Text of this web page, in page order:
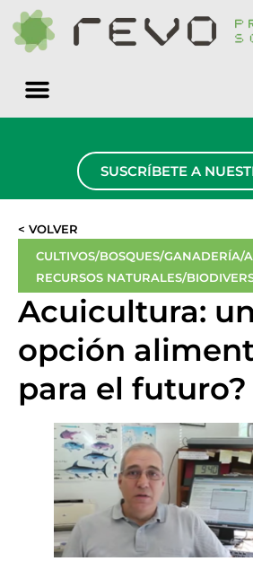
SUSCRÍBETE A
< VOLVER
CULTIVOS/BOSQUES/GANADERÍA/
RECURSOS NATURALES/
Acuicultura:
opción
para el futuro?